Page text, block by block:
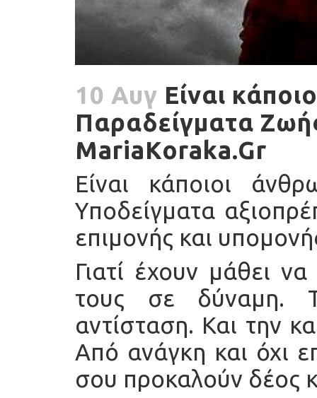
10 Αυγ Είναι
Παραδείγματα
MariaKoraka.Gr
Είναι κάποιοι
Υποδείγματα
επιμονής και
Γιατί έχουν μάθει
τους σε δύναμη.
αντίσταση. Και την
Από ανάγκη και όχι
σου προκαλούν δέος